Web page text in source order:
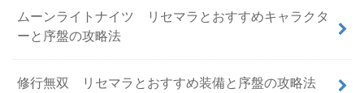
ムーンライトナイツ リセマラとおすすめキャラクタ
ーと序盤の攻略法
修行無双 リセマラとおすすめ装備と序盤の攻略法